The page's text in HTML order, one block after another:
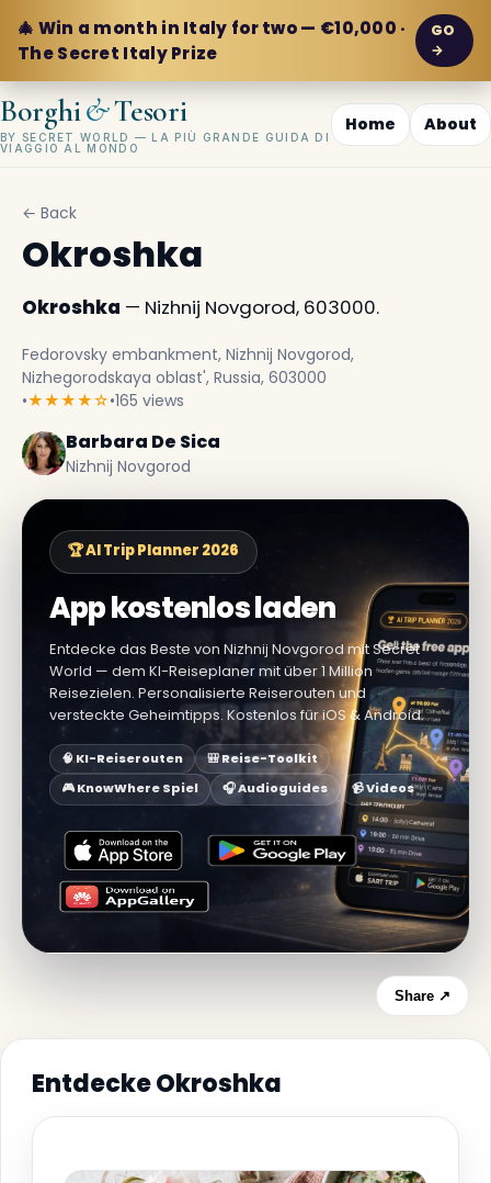
🎄 Win a month in Italy for two — €10,000 ·
The Secret Italy Prize
GO
→
Borghi&Tesori
BY SECRET WORLD — LA PIÙ GRANDE GUIDA DI
VIAGGIO AL MONDO
Home About
← Back
Okroshka
Okroshka — Nizhnij Novgorod, 603000.
Fedorovsky embankment, Nizhnij Novgorod,
Nizhegorodskaya oblast', Russia, 603000
•★★★★☆•165 views
Barbara De Sica
Nizhnij Novgorod
🏆 AI Trip Planner 2026
App kostenlos laden
Entdecke das Beste von Nizhnij Novgorod mit Secret
World — dem KI-Reiseplaner mit über 1 Million
Reisezielen. Personalisierte Reiserouten und
versteckte Geheimtipps. Kostenlos für iOS & Android.
🧠 KI-Reiserouten
🎒 Reise-Toolkit
🎮 KnowWhere Spiel
🎧 Audioguides 📹 Videos
Share ↗
Entdecke Okroshka